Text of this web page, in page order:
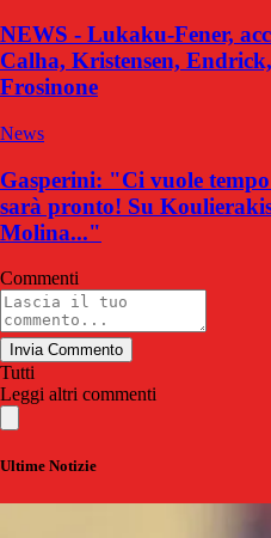
NEWS - Lukaku-Fener,
Calha, Kristensen,
Frosinone
News
Gasperini: "Ci vuole
sarà pronto! Su
Molina..."
Commenti
Invia Commento
Tutti
Leggi altri commenti
Ultime Notizie